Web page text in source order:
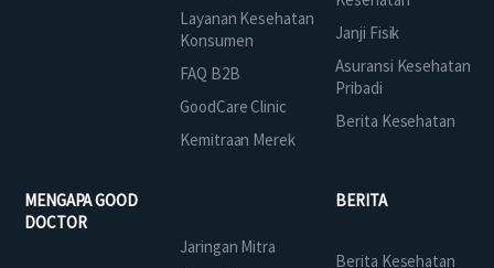
Layanan Kesehatan
Konsumen
FAQ B2B
GoodCare Clinic
Kemitraan Merek
Janji Fisik
Asuransi Kesehatan
Pribadi
Berita Kesehatan
MENGAPA GOOD
DOCTOR
Jaringan Mitra
BERITA
Berita Kesehatan